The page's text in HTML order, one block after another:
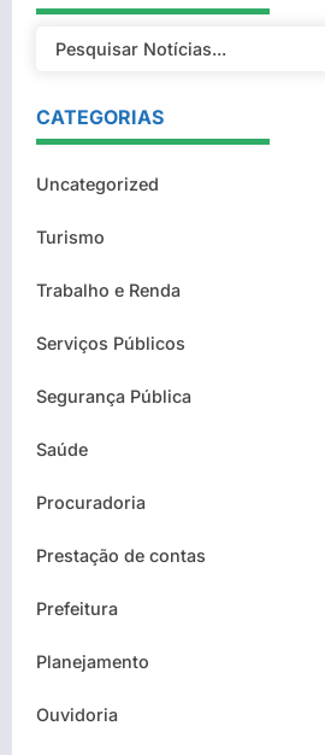
CATEGORIAS
Uncategorized
Turismo
Trabalho e Renda
Serviços Públicos
Segurança Pública
Saúde
Procuradoria
Prestação de contas
Prefeitura
Planejamento
Ouvidoria